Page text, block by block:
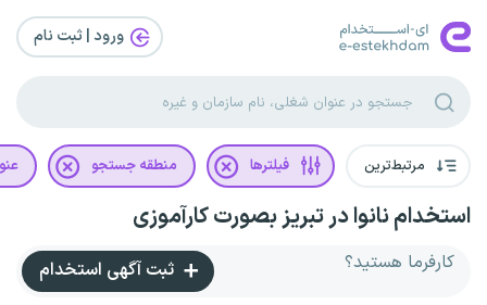
ورود | ثبت‌ نام
مرتبط‌ترین فیلترها منطقه جستجو
استخدام نانوا در تبریز بصورت کارآموزی
کارفرما هستید؟ ثبت آگهی استخدام